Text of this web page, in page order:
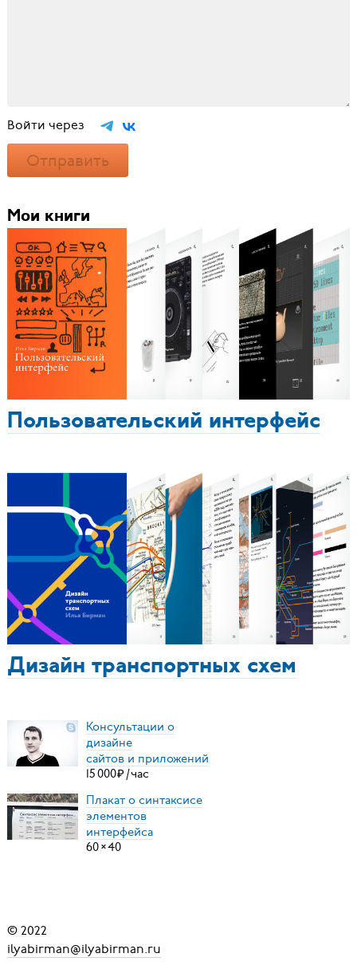
Войти через
Отправить
Мои книги
Пользовательский интерфейс
Дизайн транспортных схем
Консультации о
дизайне
сайтов и приложений
15000₽ /час
Плакат о синтаксисе
элементов
интерфейса
60×40
© 2022
ilyabirman@ilyabirman.ru